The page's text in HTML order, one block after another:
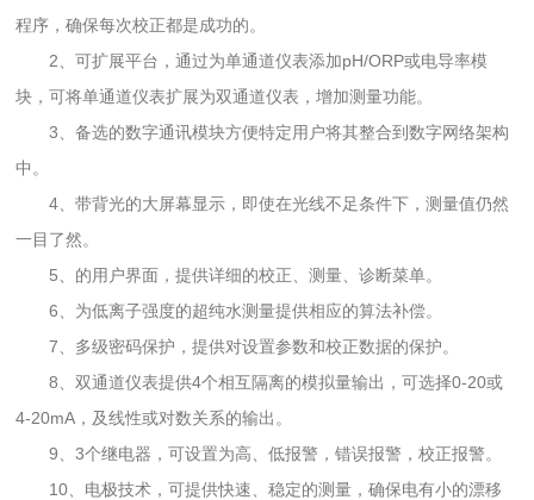
程序，确保每次校正都是成功的。
2、可扩展平台，通过为单通道仪表添加pH/ORP或电导率模
块，可将单通道仪表扩展为双通道仪表，增加测量功能。
3、备选的数字通讯模块方便特定用户将其整合到数字网络架构
中。
4、带背光的大屏幕显示，即使在光线不足条件下，测量值仍然
一目了然。
5、的用户界面，提供详细的校正、测量、诊断菜单。
6、为低离子强度的超纯水测量提供相应的算法补偿。
7、多级密码保护，提供对设置参数和校正数据的保护。
8、双通道仪表提供4个相互隔离的模拟量输出，可选择0-20或
4-20mA，及线性或对数关系的输出。
9、3个继电器，可设置为高、低报警，错误报警，校正报警。
10、电极技术，可提供快速、稳定的测量，确保电有小的漂移